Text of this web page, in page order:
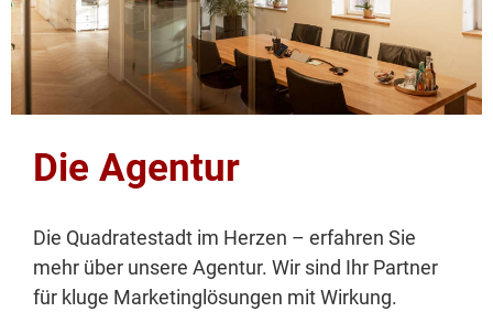
Die Agentur
Die Quadratestadt im Herzen – erfahren Sie
mehr über unsere Agentur. Wir sind Ihr Partner
für kluge Marketinglösungen mit Wirkung.